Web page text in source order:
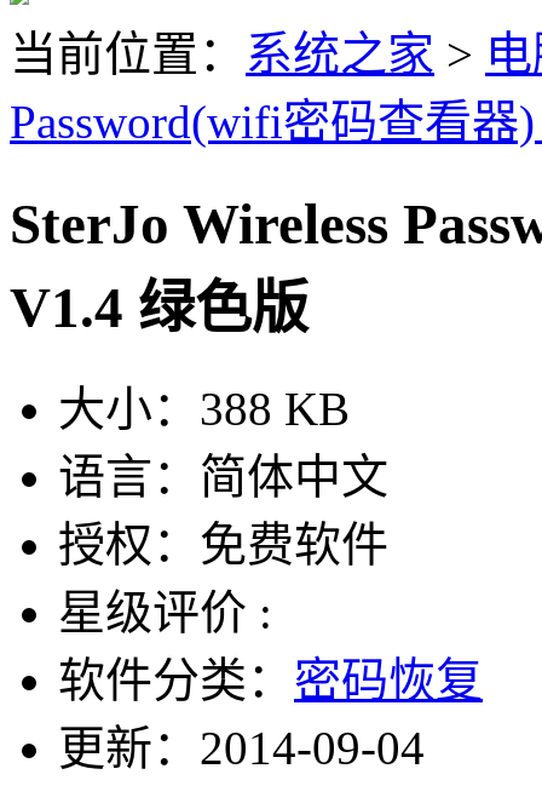
当前位置： 系统之家 >
Password(wifi密码查看器
SterJo Wireless
V1.4 绿色版
大小： 388 KB
语言： 简体中文
授权： 免费软件
星级评价 :
软件分类： 密码恢复
更新： 2014-09-04